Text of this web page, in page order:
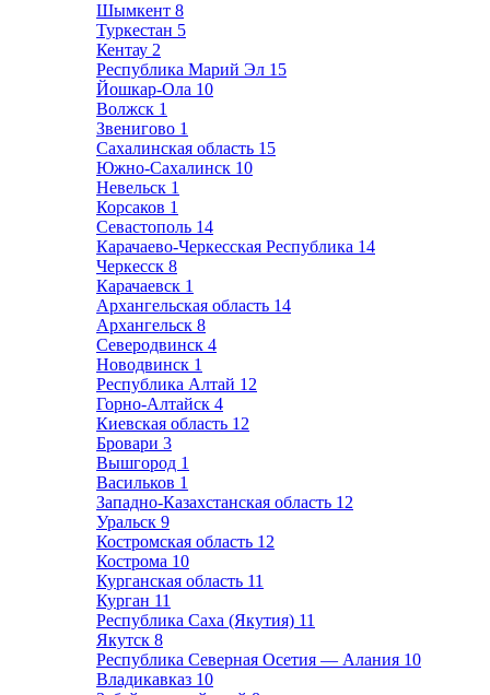
Шымкент 8
Туркестан 5
Кентау 2
Республика Марий Эл 15
Йошкар-Ола 10
Волжск 1
Звенигово 1
Сахалинская область 15
Южно-Сахалинск 10
Невельск 1
Корсаков 1
Севастополь 14
Карачаево-Черкесская Республика 14
Черкесск 8
Карачаевск 1
Архангельская область 14
Архангельск 8
Северодвинск 4
Новодвинск 1
Республика Алтай 12
Горно-Алтайск 4
Киевская область 12
Бровари 3
Вышгород 1
Васильков 1
Западно-Казахстанская область 12
Уральск 9
Костромская область 12
Кострома 10
Курганская область 11
Курган 11
Республика Саха (Якутия) 11
Якутск 8
Республика Северная Осетия — Алания 10
Владикавказ 10